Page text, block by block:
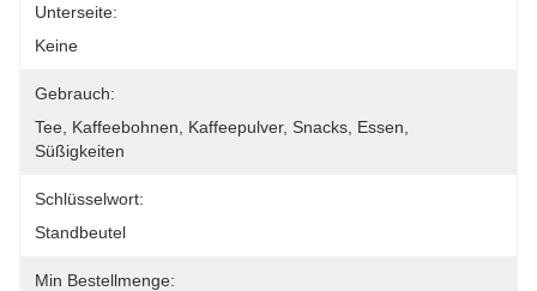
Unterseite:
Keine
Gebrauch:
Tee, Kaffeebohnen, Kaffeepulver, Snacks, Essen,
Süßigkeiten
Schlüsselwort:
Standbeutel
Min Bestellmenge: